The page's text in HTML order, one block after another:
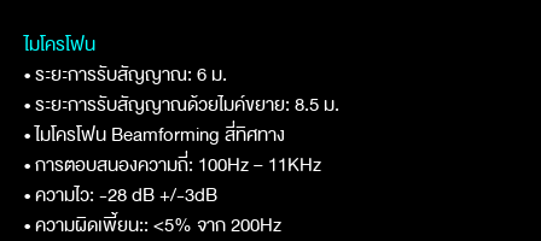
ไมโครโฟน
• ระยะการรับสัญญาณ: 6 ม.
• ระยะการรับสัญญาณด้วยไมค์ขยาย: 8.5 ม.
• ไมโครโฟน Beamforming สี่ทิศทาง
• การตอบสนองความถี่: 100Hz – 11KHz
• ความไว: -28 dB +/-3dB
• ความผิดเพี้ยน:: <5% จาก 200Hz